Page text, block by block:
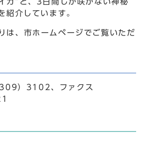
紹介しています。
は、市ホームページでご覧いただ
）3102、ファクス